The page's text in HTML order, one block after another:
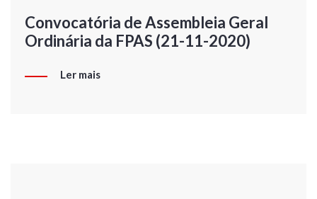
Convocatória de Assembleia Geral
Ordinária da FPAS (21-11-2020)
Ler mais